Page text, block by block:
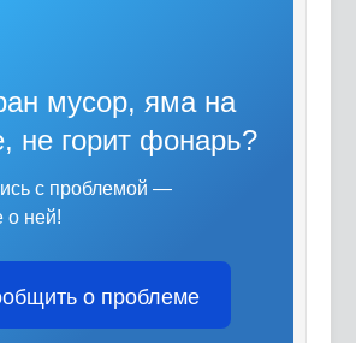
мусор, яма на
не горит фонарь?
с проблемой —
о ней!
о проблеме